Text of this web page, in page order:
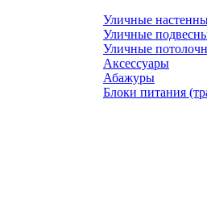
Уличные
Уличные
Уличные
Аксессуары
Абажуры
Блоки питания